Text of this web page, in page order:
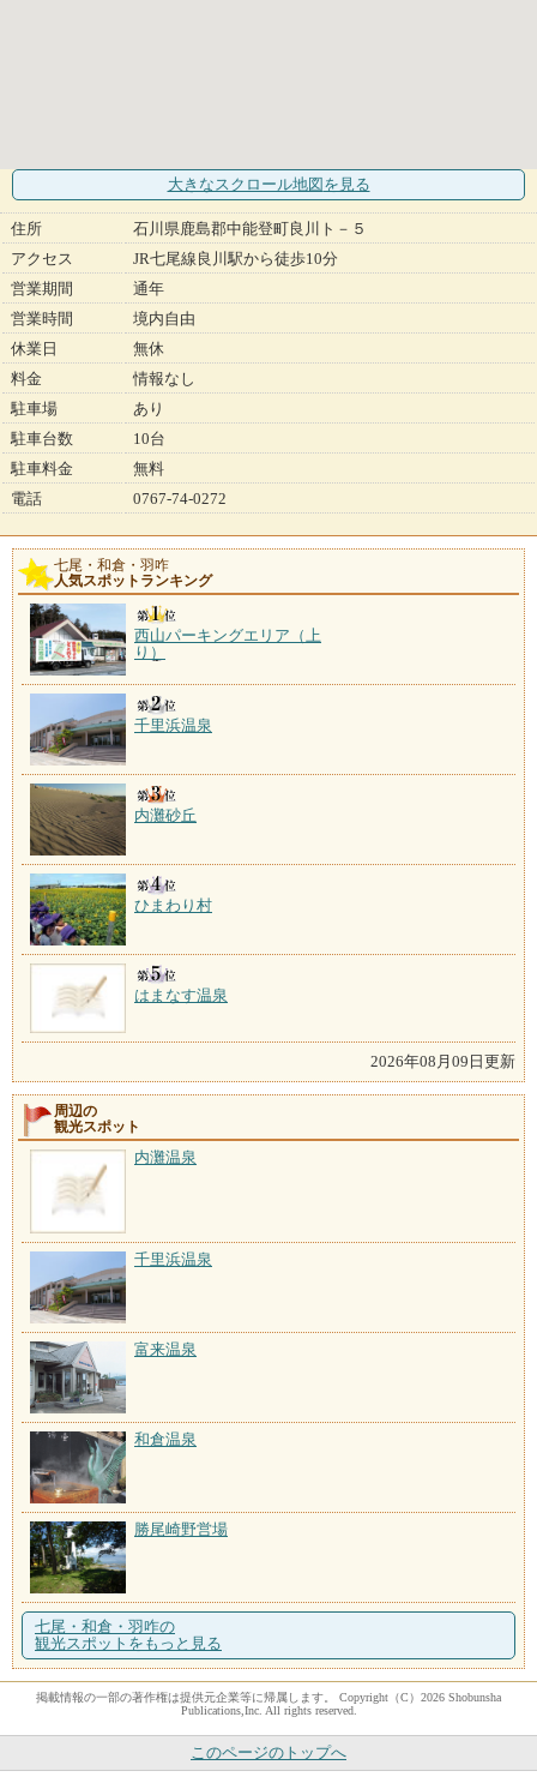
大きなスクロール地図 を見る
住所
石川県鹿島郡中能登町良川ト－５
アクセス
JR七尾線良川駅から徒歩10分
営業期間
通年
営業時間
境内自由
休業日
無休
料金
情報なし
駐車場
あり
駐車台数
10台
駐車料金
無料
電話
0767-74-0272
七尾・和倉・羽咋
人気スポットランキング
西山パーキングエリア（上
り）
千里浜温泉
内灘砂丘
ひまわり村
はまなす温泉
2026年08月09日更新
周辺の
観光スポット
内灘温泉
千里浜温泉
富来温泉
和倉温泉
勝尾崎野営場
七尾・和倉・羽咋の
観光スポットをもっと見る
掲載情報の一部の著作権は提供元企業等に帰属します。 Copyright（C）2026 Shobunsha
Publications,Inc. All rights reserved.
このページのトップへ